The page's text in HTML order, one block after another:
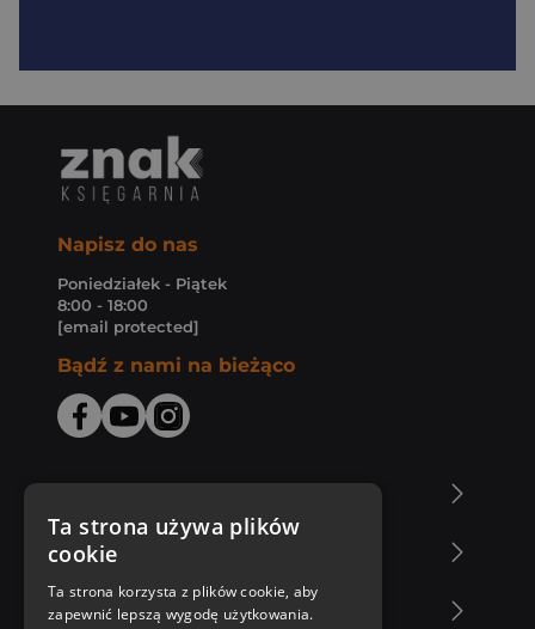
Napisz do nas
Poniedziałek - Piątek
8:00 - 18:00
[email protected]
Bądź z nami na bieżąco
Zakupy u nas
Nasza oferta
Ta strona używa plików
cookie
Ta strona korzysta z plików cookie, aby
zapewnić lepszą wygodę użytkowania.